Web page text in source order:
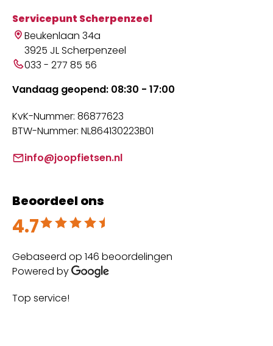
Servicepunt Scherpenzeel
Beukenlaan 34a
3925 JL Scherpenzeel
033 - 277 85 56
Vandaag geopend: 08:30 - 17:00
KvK-Nummer: 86877623
BTW-Nummer: NL864130223B01
info@joopfietsen.nl
Beoordeel ons
4.7
Beoordeeld met 4.7 uit 5
Gebaseerd op 146 beoordelingen
Powered by
The best customer service and great experience